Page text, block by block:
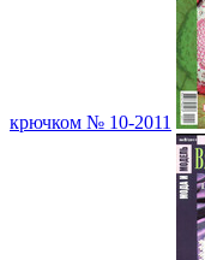
крючком № 10-2011